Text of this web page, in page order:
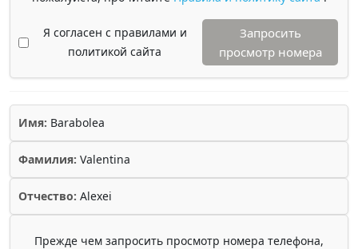
Я согласен с правилами и
политикой сайта
Запросить
просмотр номера
Имя: Barabolea
Фамилия: Valentina
Отчество: Alexei
Прежде чем запросить просмотр номера телефона,